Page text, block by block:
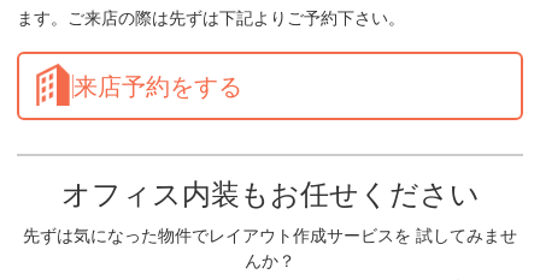
ます。ご来店の際は先ずは下記よりご予約下さい。
来店予約をする
オフィス内装もお任せください
先ずは気になった物件でレイアウト作成サービスを 試してみませ
んか？